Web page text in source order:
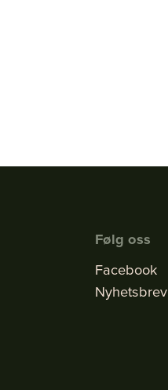
Følg oss
Facebook
Nyhetsbrev